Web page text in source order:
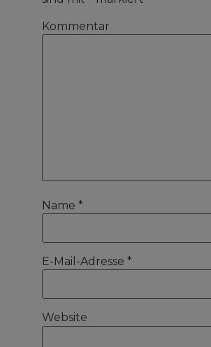
Kommentar
Name *
E-Mail-Adresse *
Website